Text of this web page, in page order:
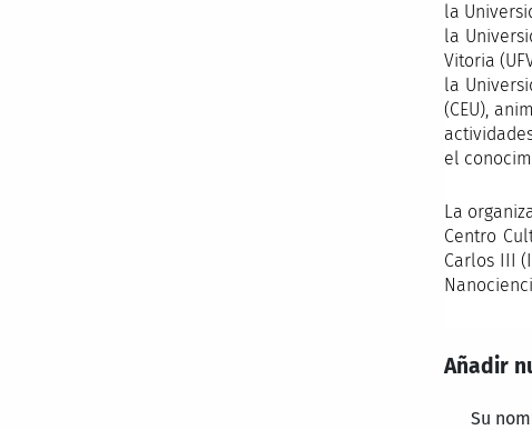
la
la
Vitoria
la
(CEU),
el
La
Centro
Carlos III
Añadir
Su